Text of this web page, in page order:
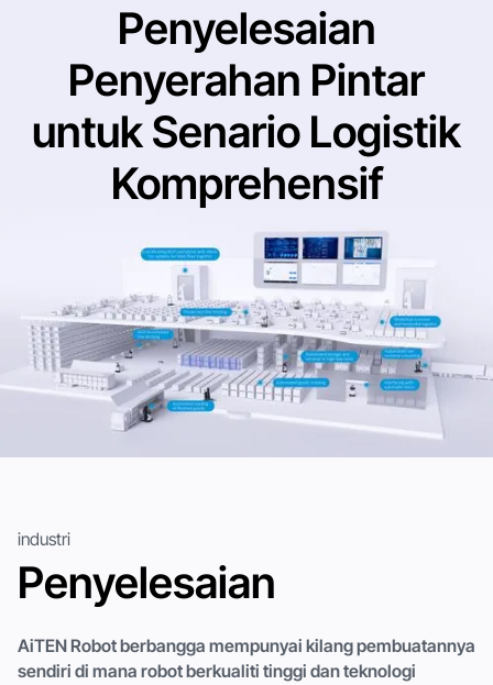
Penyelesaian
Penyerahan Pintar
untuk Senario Logistik
Komprehensif
industri
Penyelesaian
AiTEN Robot berbangga mempunyai kilang pembuatannya
sendiri di mana robot berkualiti tinggi dan teknologi